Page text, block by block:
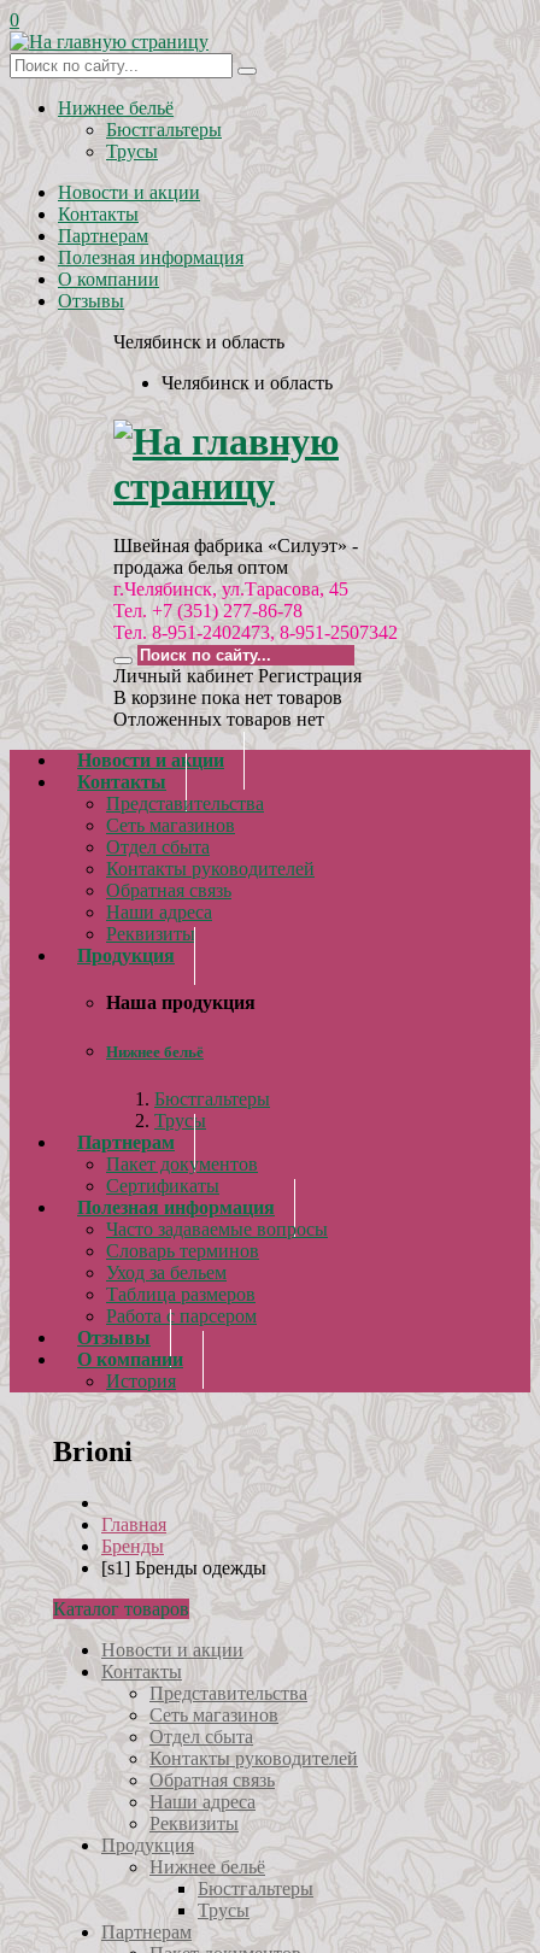
0
Нижнее бельё
Бюстгальтеры
Трусы
Новости и акции
Контакты
Партнерам
Полезная информация
О компании
Отзывы
Челябинск и область
Челябинск и область
Швейная фабрика «Силуэт» -
продажа белья оптом
г.Челябинск, ул.Тарасова, 45
Тел. +7 (351) 277-86-78
Тел. 8-951-2402473, 8-951-2507342
Личный кабинет Регистрация
В корзине пока нет товаров
Отложенных товаров нет
Новости и акции
Контакты
Представительства
Сеть магазинов
Отдел сбыта
Контакты руководителей
Обратная связь
Наши адреса
Реквизиты
Продукция
Наша продукция
Нижнее бельё
Бюстгальтеры
Трусы
Партнерам
Пакет документов
Сертификаты
Полезная информация
Часто задаваемые вопросы
Словарь терминов
Уход за бельем
Таблица размеров
Работа с парсером
Отзывы
О компании
История
Brioni
Главная
Бренды
[s1] Бренды одежды
Каталог товаров
Новости и акции
Контакты
Представительства
Сеть магазинов
Отдел сбыта
Контакты руководителей
Обратная связь
Наши адреса
Реквизиты
Продукция
Нижнее бельё
Бюстгальтеры
Трусы
Партнерам